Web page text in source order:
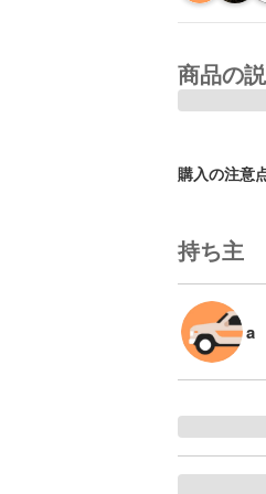
商品の
購入の注意
持ち主
a